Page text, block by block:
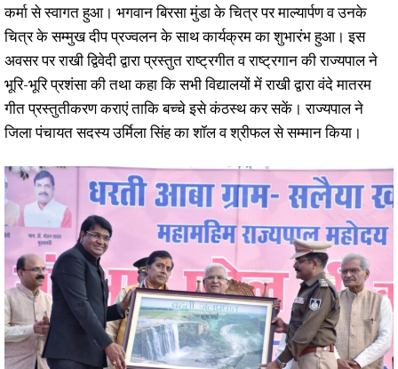
कर्मा से स्वागत हुआ। भगवान बिरसा मुंडा के चित्र पर माल्यार्पण व उनके
चित्र के सम्मुख दीप प्रज्वलन के साथ कार्यक्रम का शुभारंभ हुआ। इस
अवसर पर राखी द्विवेदी द्वारा प्रस्तुत राष्ट्रगीत व राष्ट्रगान की राज्यपाल ने
भूरि-भूरि प्रशंसा की तथा कहा कि सभी विद्यालयों में राखी द्वारा वंदे मातरम
गीत प्रस्तुतीकरण कराएं ताकि बच्चे इसे कंठस्थ कर सकें। राज्यपाल ने
जिला पंचायत सदस्य उर्मिला सिंह का शॉल व श्रीफल से सम्मान किया।